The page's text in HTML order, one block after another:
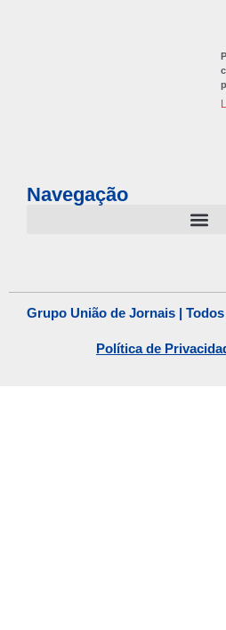
Navegação
Grupo União de Jornais |
Política de